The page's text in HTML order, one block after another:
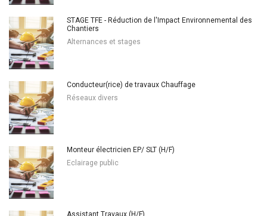
STAGE TFE - Réduction de l'Impact Environnemental des
Chantiers
Alternances et stages
Conducteur(rice) de travaux Chauffage
Réseaux divers
Monteur électricien EP/ SLT (H/F)
Eclairage public
Assistant Travaux (H/F)